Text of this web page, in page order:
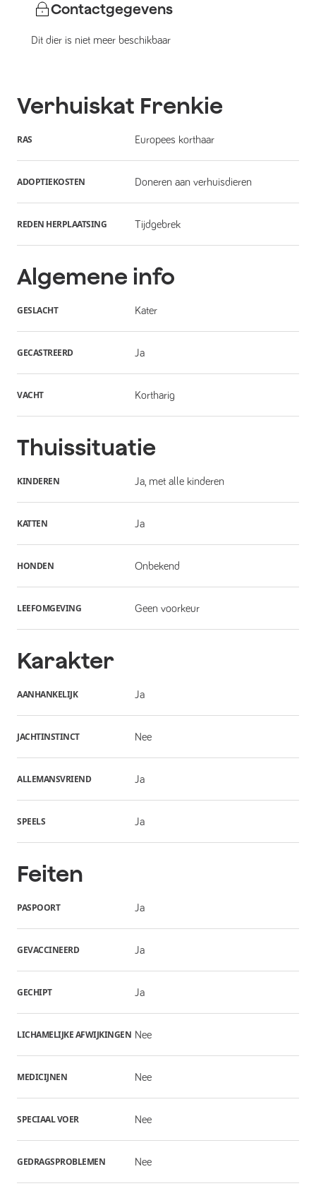
Contactgegevens
Dit dier is niet meer beschikbaar
Verhuiskat Frenkie
RAS Europees korthaar
ADOPTIEKOSTEN Doneren aan verhuisdieren
REDEN HERPLAATSING Tijdgebrek
Algemene info
GESLACHT Kater
GECASTREERD Ja
VACHT Kortharig
Thuissituatie
KINDEREN Ja, met alle kinderen
KATTEN Ja
HONDEN Onbekend
LEEFOMGEVING Geen voorkeur
Karakter
AANHANKELIJK Ja
JACHTINSTINCT Nee
ALLEMANSVRIEND Ja
SPEELS Ja
Feiten
PASPOORT Ja
GEVACCINEERD Ja
GECHIPT Ja
LICHAMELIJKE AFWIJKINGEN Nee
MEDICIJNEN Nee
SPECIAAL VOER Nee
GEDRAGSPROBLEMEN Nee